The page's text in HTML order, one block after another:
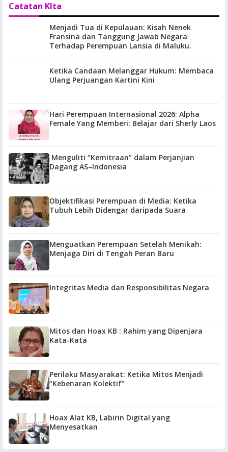
Catatan KIta
Menjadi Tua di Kepulauan: Kisah Nenek
Fransina dan Tanggung Jawab Negara
Terhadap Perempuan Lansia di Maluku.
Ketika Candaan Melanggar Hukum: Membaca
Ulang Perjuangan Kartini Kini
Hari Perempuan Internasional 2026: Alpha
Female Yang Memberi: Belajar dari Sherly Laos
Menguliti “Kemitraan” dalam Perjanjian
Dagang AS–Indonesia
Objektifikasi Perempuan di Media: Ketika
Tubuh Lebih Didengar daripada Suara
Menguatkan Perempuan Setelah Menikah:
Menjaga Diri di Tengah Peran Baru
Integritas Media dan Responsibilitas Negara
Mitos dan Hoax KB : Rahim yang Dipenjara
Kata-Kata
Perilaku Masyarakat: Ketika Mitos Menjadi
“Kebenaran Kolektif”
Hoax Alat KB, Labirin Digital yang
Menyesatkan